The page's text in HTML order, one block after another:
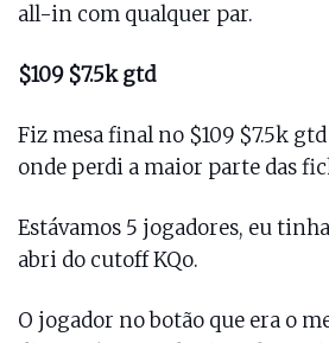
all-in com qualquer par.
$109 $7.5k gtd
Fiz mesa final no $109 $7.5k
onde perdi a maior parte das
Estávamos 5 jogadores, eu
abri do cutoff KQo.
O jogador no botão que era o